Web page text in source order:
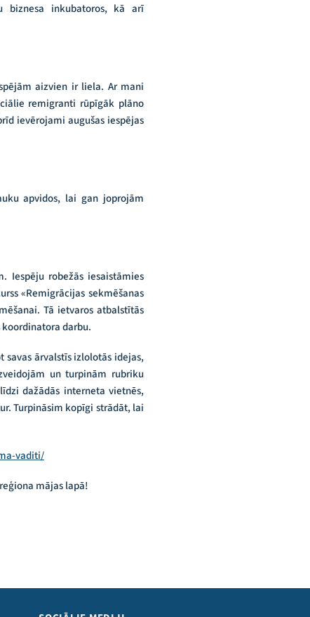
biznesa inkubatoros, kā arī
aizvien ir liela. Ar mani
remigranti rūpīgāk plāno
ievērojami augušas iespējas
apvidos, lai gan joprojām
Iespēju robežās iesaistāmies
«Remigrācijas sekmēšanas
Tā ietvaros atbalstītās
darbu.
ārvalstīs izlolotās idejas,
un turpinām rubriku
dažādās interneta vietnēs,
Turpināsim kopīgi strādāt, lai
vaditi/
mājas lapā!